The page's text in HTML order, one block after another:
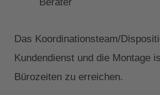
Das Koordinationsteam/
Kundendienst und die Montage
Bürozeiten zu erreichen.